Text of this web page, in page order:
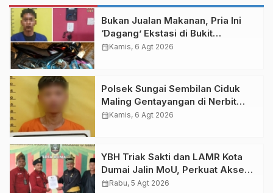
Bukan Jualan Makanan, Pria Ini
‘Dagang’ Ekstasi di Bukit
Gelanggang Dumai
calendar_monthKamis, 6 Agt 2026
Polsek Sungai Sembilan Ciduk
Maling Gentayangan di Nerbit
Besar Dumai
calendar_monthKamis, 6 Agt 2026
YBH Triak Sakti dan LAMR Kota
Dumai Jalin MoU, Perkuat Akses
Bantuan Hukum bagi Masyarakat
calendar_monthRabu, 5 Agt 2026